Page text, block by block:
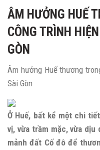
ÂM HƯỞNG HUẾ
CÔNG TRÌNH
GÒN
Âm hưởng Huế thương
Sài Gòn
Ở Huế, bất kể một chi
vị, vừa trầm mặc, vừa
mảnh đất Cố đô để